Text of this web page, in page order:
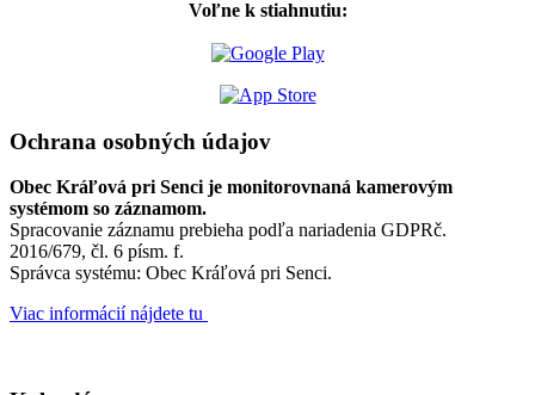
Voľne k stiahnutiu:
Ochrana osobných údajov
Obec Kráľová pri Senci je monitorovnaná kamerovým
systémom so záznamom.
Spracovanie záznamu prebieha podľa nariadenia GDPRč.
2016/679, čl. 6 písm. f.
Správca systému: Obec Kráľová pri Senci.
Viac informácií nájdete tu